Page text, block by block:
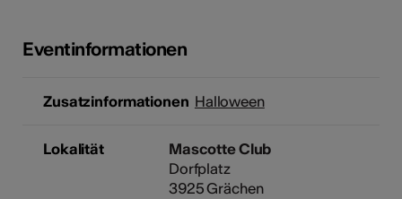
Eventinformationen
Zusatzinformationen Halloween
Lokalität
Mascotte Club
Dorfplatz
3925 Grächen